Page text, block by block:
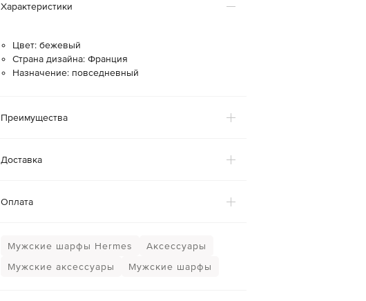
Характеристики
Цвет: бежевый
Страна дизайна: Франция
Назначение: повседневный
Преимущества
Доставка
Оплата
Мужские шарфы Hermes
Аксессуары
Мужские аксессуары
Мужские шарфы